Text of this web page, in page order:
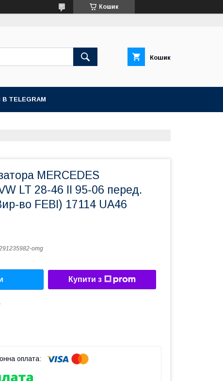
Кошик
Кошик
TELEGRAM
MERCEDES
LT 28-46 II 95-06 перед.
во FEBI) 17114 UA46
omg
Купити з